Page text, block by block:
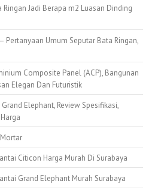
Ringan Jadi Berapa m2 Luasan Dinding
Pertanyaan Umum Seputar Bata Ringan,
Composite Panel (ACP), Bangunan
Elegan Dan Futuristik
Elephant, Review Spesifikasi,
Citicon Harga Murah Di Surabaya
Grand Elephant Murah Surabaya